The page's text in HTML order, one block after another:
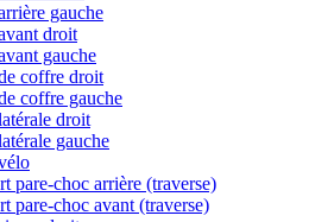
gauche
droit
gauche
coffre droit
coffre gauche
droit
gauche
pare-choc arrière (traverse)
pare-choc avant (traverse)